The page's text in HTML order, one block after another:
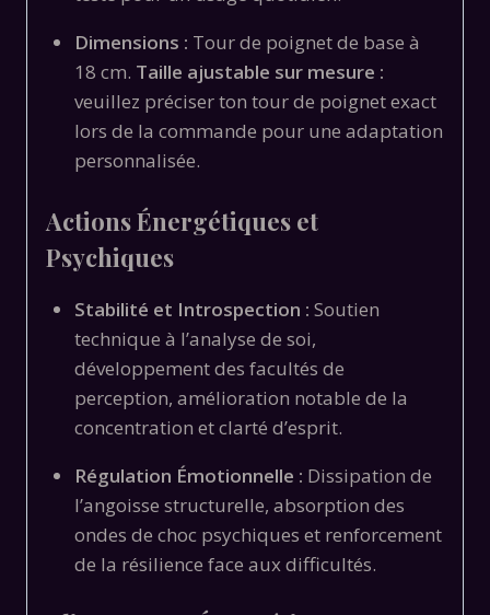
Dimensions : Tour de poignet de base à
18 cm. Taille ajustable sur mesure :
veuillez préciser ton tour de poignet exact
lors de la commande pour une adaptation
personnalisée.
Actions Énergétiques et
Psychiques
Stabilité et Introspection : Soutien
technique à l’analyse de soi,
développement des facultés de
perception, amélioration notable de la
concentration et clarté d’esprit.
Régulation Émotionnelle : Dissipation de
l’angoisse structurelle, absorption des
ondes de choc psychiques et renforcement
de la résilience face aux difficultés.